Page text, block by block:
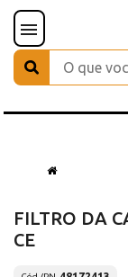
FILTRO DA
CE